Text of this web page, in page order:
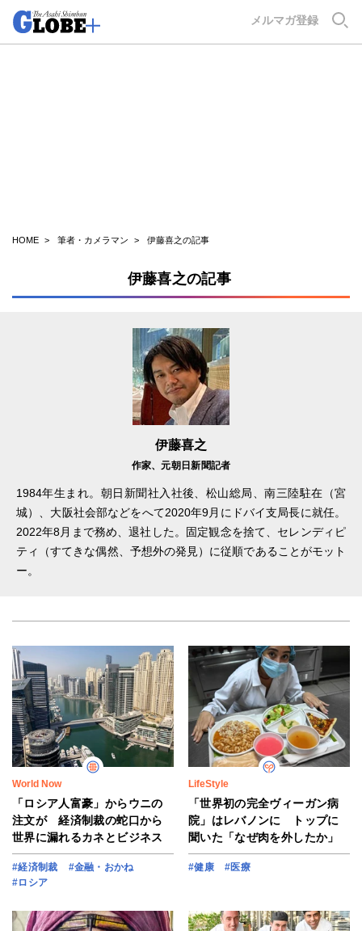
メルマガ登録
HOME 筆者・カメラマン 伊藤喜之の記事
伊藤喜之の記事
伊藤喜之
作家、元朝日新聞記者
1984年生まれ。朝日新聞社入社後、松山総局、南三陸駐在（宮
城）、大阪社会部などをへて2020年9月にドバイ支局長に就任。
2022年8月まで務め、退社した。固定観念を捨て、セレンディピ
ティ（すてきな偶然、予想外の発見）に従順であることがモット
ー。
World Now
「ロシア人富豪」からウニの
注文が 経済制裁の蛇口から
世界に漏れるカネとビジネス
#経済制裁
#金融・おかね
#ロシア
LifeStyle
「世界初の完全ヴィーガン病
院」はレバノンに トップに
聞いた「なぜ肉を外したか」
#健康 #医療